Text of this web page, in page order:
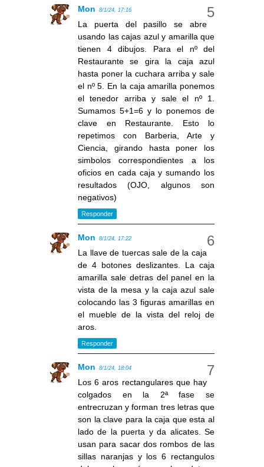
Mon 8/1/24, 17:16
La puerta del pasillo se abre
usando las cajas azul y amarilla que
tienen 4 dibujos. Para el nº del
Restaurante se gira la caja azul
hasta poner la cuchara arriba y sale
el nº 5. En la caja amarilla ponemos
el tenedor arriba y sale el nº 1.
Sumamos 5+1=6 y lo ponemos de
clave en Restaurante. Esto lo
repetimos con Barberia, Arte y
Ciencia, girando hasta poner los
simbolos correspondientes a los
oficios en cada caja y sumando los
resultados (OJO, algunos son
negativos)
Responder
Mon 8/1/24, 17:22
La llave de tuercas sale de la caja
de 4 botones deslizantes. La caja
amarilla sale detras del panel en la
vista de la mesa y la caja azul sale
colocando las 3 figuras amarillas en
el mueble de la vista del reloj de
aros.
Responder
Mon 8/1/24, 18:04
Los 6 aros rectangulares que hay
colgados en la 2ª fase se
entrecruzan y forman tres letras que
son la clave para la caja que esta al
lado de la puerta y da alicates. Se
usan para sacar dos rombos de las
sillas naranjas y los 6 rectangulos